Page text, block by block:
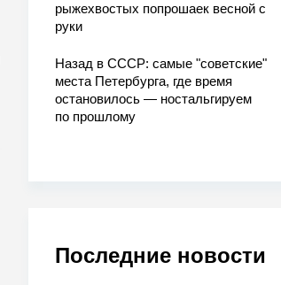
рыжехвостых попрошаек весной с
руки
Назад в СССР: самые "советские"
места Петербурга, где время
остановилось — ностальгируем
по прошлому
Последние новости